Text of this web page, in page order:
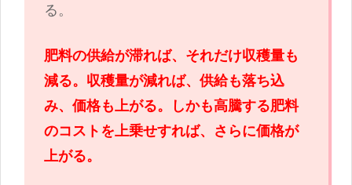
る。
肥料の供給が滞れば、それだけ収穫量も
減る。収穫量が減れば、供給も落ち込
み、価格も上がる。しかも高騰する肥料
のコストを上乗せすれば、さらに価格が
上がる。